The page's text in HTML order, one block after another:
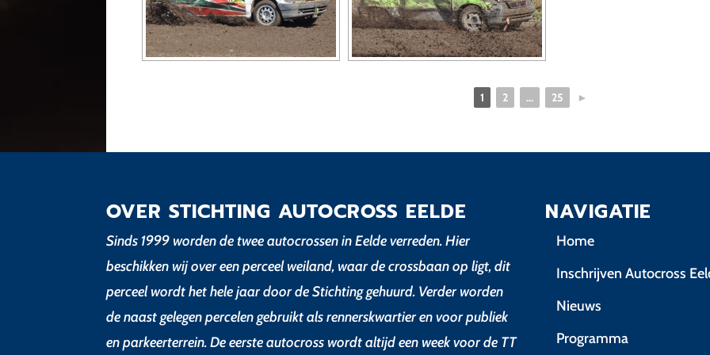
1 2 ... 25 ►
OVER STICHTING AUTOCROSS EELDE
Sinds 1999 worden de twee autocrossen in Eelde verreden. Hier
beschikken wij over een perceel weiland, waar de crossbaan op ligt, dit
perceel wordt het hele jaar door de Stichting gehuurd. Verder worden
de naast gelegen percelen gebruikt als rennerskwartier en voor publiek
en parkeerterrein. De eerste autocross wordt altijd een week voor de TT
NAVIGATIE
Home
Inschrijven Autocross
Nieuws
Programma